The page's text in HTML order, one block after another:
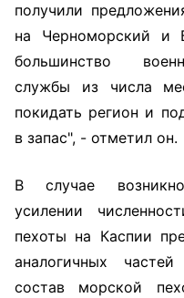
получили
на Черноморский и
большинство
службы из числа
покидать регион и
в запас", - отметил он.
В случае
усилении
пехоты на Каспии
аналогичных
состав морской